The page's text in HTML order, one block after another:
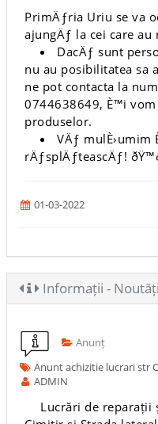
PrimÄƒria Uriu se va
ajungÄƒ la cei care au
DacÄƒ sunt
nu au posibilitatea sa
ne pot contacta la
0744638649, È™i
produselor.
VÄƒ mulÈ›umim
rÄƒsplÄƒteascÄƒ!
01-03-2022
Informații - Noutăți
Anunț
Anunt achizitie lucrari str
ADMIN
Lucrări de reparații